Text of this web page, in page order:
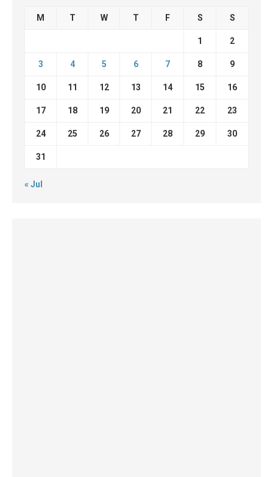
M T W T F S S
1 2
3 4 5 6 7 8 9
10 11 12 13 14 15 16
17 18 19 20 21 22 23
24 25 26 27 28 29 30
31
« Jul